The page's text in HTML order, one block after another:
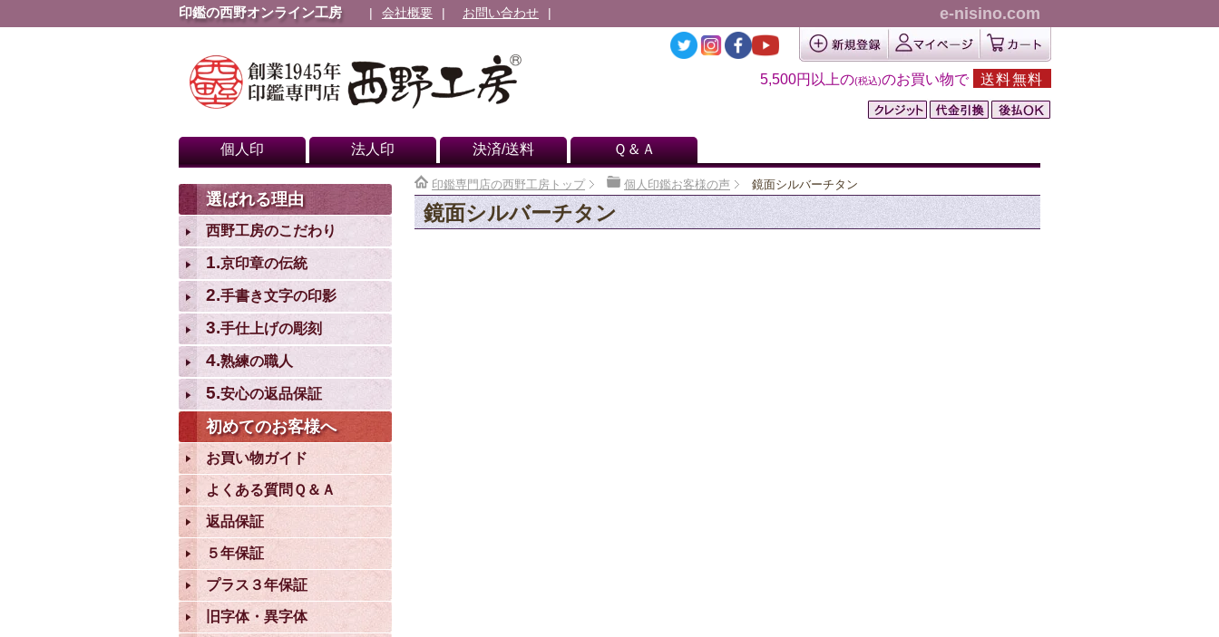
印鑑の西野オンライン工房 会社概要 お問い合わせ e-nisino.com
5,500円以上の(税込)のお買い物で 送料無料
個人印 法人印 決済/送料 Ｑ＆Ａ
選ばれる理由
西野工房のこだわり
1.京印章の伝統
2.手書き文字の印影
3.手仕上げの彫刻
4.熟練の職人
5.安心の返品保証
初めてのお客様へ
お買い物ガイド
よくある質問Ｑ＆Ａ
返品保証
５年保証
プラス３年保証
旧字体・異字体
印鑑専門店の西野工房トップ 個人印鑑お客様の声 鏡面シルバーチタン
鏡面シルバーチタン